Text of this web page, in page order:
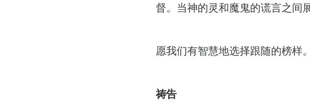
督。当神的灵和魔鬼的谎言之间
愿我们有智慧地选择跟随的榜样。
祷告